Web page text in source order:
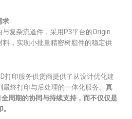
求
与复杂流道件，采用P3平台的Origin
料，实现小批量精密树脂件的稳定供
打印服务供货商提供了从设计优化建
终打印与后处理的一体化服务。 真
全周期的协同与持续支持，而不仅仅是